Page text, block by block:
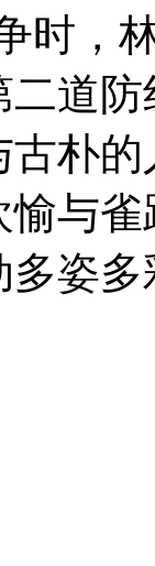
时，
二道
朴
与
多姿